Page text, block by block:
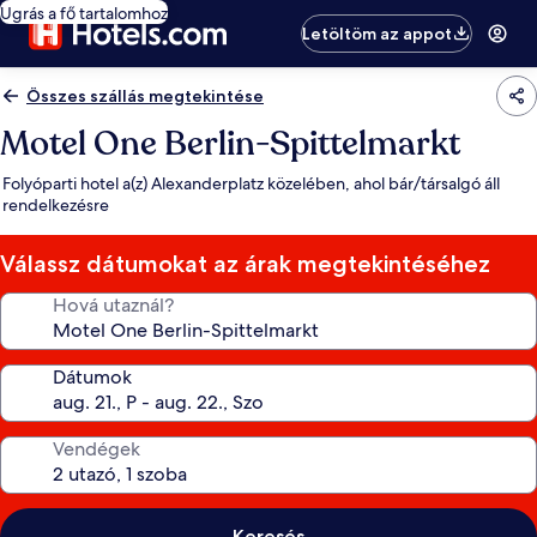
Ugrás a fő tartalomhoz
Letöltöm az appot
Összes szállás megtekintése
Motel One Berlin-Spittelmarkt
Folyóparti hotel a(z) Alexanderplatz közelében, ahol bár/társalgó áll
rendelkezésre
Válassz dátumokat az árak megtekintéséhez
Hová utaznál?
Dátumok
Vendégek